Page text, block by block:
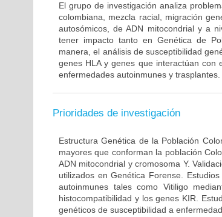
El grupo de investigación analiza
colombiana, mezcla racial, migración
autosómicos, de ADN mitocondrial y a
tener impacto tanto en Genética de
manera, el análisis de susceptibilidad
genes HLA y genes que interactúan con
enfermedades autoinmunes y trasplantes.
Prioridades de investigación
Estructura Genética de la Población
mayores que conforman la población
ADN mitocondrial y cromosoma Y.
utilizados en Genética Forense.
autoinmunes tales como Vitiligo
histocompatibilidad y los genes KIR.
genéticos de susceptibilidad a